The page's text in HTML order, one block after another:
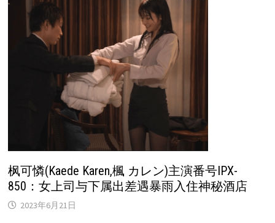
枫可憐(Kaede Karen,楓 カレン)主演番号IPX-
850：女上司与下属出差遇暴雨入住神秘酒店
2023年6月21日